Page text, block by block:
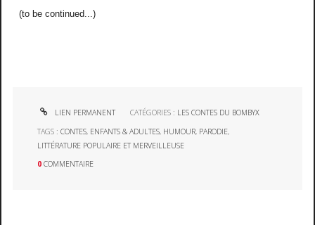
(to be continued...)
LIEN PERMANENT CATÉGORIES : LES CONTES DU BOMBYX
TAGS :CONTES, ENFANTS & ADULTES, HUMOUR, PARODIE,
LITTÉRATURE POPULAIRE ET MERVEILLEUSE
0 COMMENTAIRE